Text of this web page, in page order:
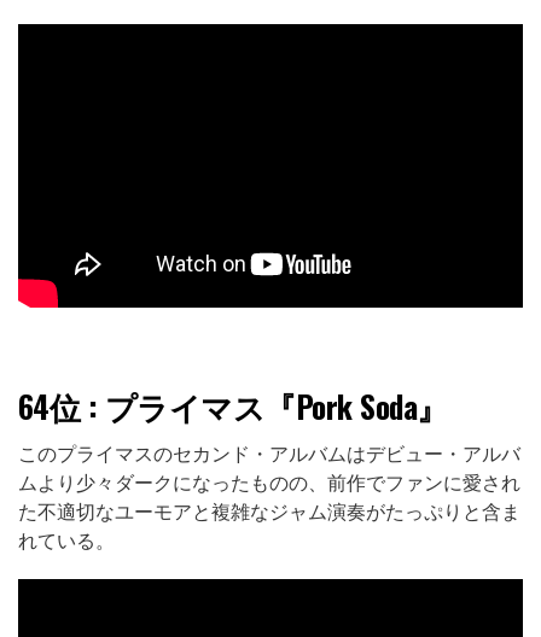
64位 : プライマス『Pork Soda』
このプライマスのセカンド・アルバムはデビュー・アルバ
ムより少々ダークになったものの、前作でファンに愛され
た不適切なユーモアと複雑なジャム演奏がたっぷりと含ま
れている。